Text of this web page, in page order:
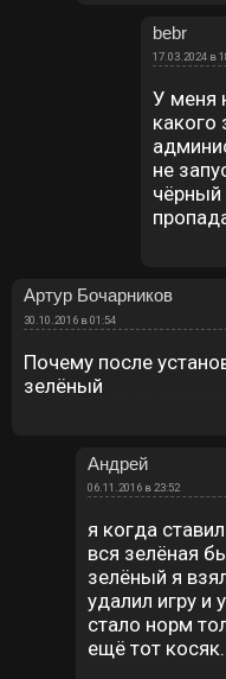
bebr
17.03.2024 в
У меня
какого
не
чёрный
Артур Бочарников
30.10.2016 в 01:54
Почему после
зелёный
Андрей
06.11.2016 в 23:52
я когда
вся зелёная
зелёный я
удалил игру и
стало норм
ещё тот косяк.